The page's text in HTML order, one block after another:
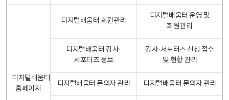
디지털배움터
홈페이지
디지털배움터 회원관리
디지털배움터 운영 및
회원관리
디지털배움터 강사·
서포터즈 정보
강사·서포터즈 신청 접수
및 현황 관리
디지털배움터 문의자 관리 디지털배움터 문의자 관리